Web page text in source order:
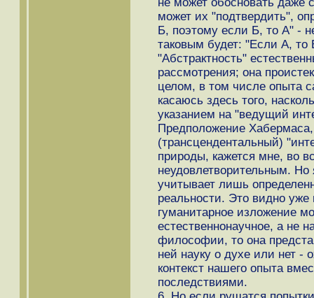
может их "подтвердить",
Б, поэтому если Б, то А" -
таковым будет: "Если А,
"Абстрактность"
рассмотрения; она
целом, в том числе опыта
касаюсь здесь того,
указанием на "ведущий
Предположение Хабермаса,
(трансцендентальный)
природы, кажется мне, во
неудовлетворительным. Но
учитывает лишь
реальности. Это видно уже
гуманитарное изложение
естественнонаучное, а не
философии, то она
ней науку о духе или нет -
контекст нашего опыта
последствиями.